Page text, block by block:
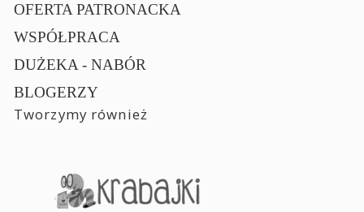
OFERTA PATRONACKA
WSPÓŁPRACA
DUŻEKA - NABÓR
BLOGERZY
Tworzymy również